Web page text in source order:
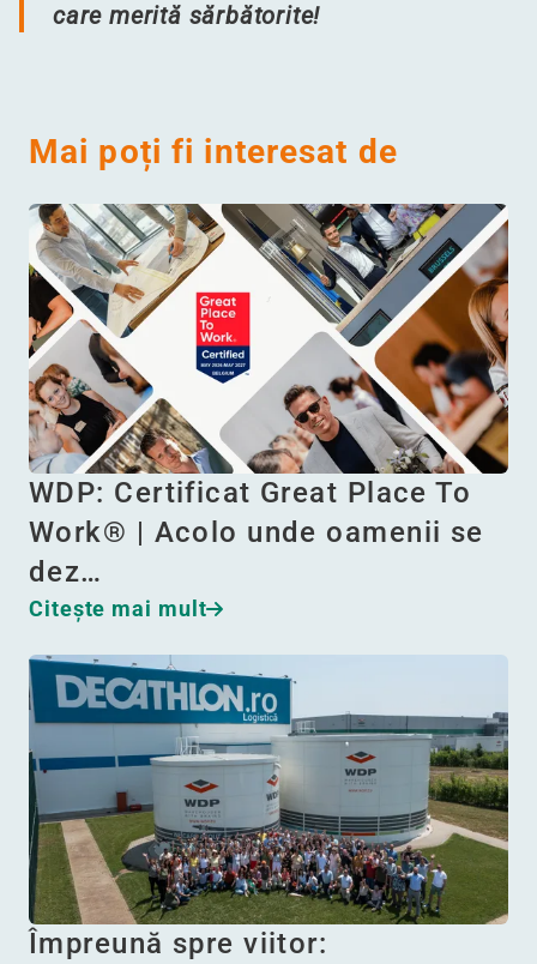
care merită sărbătorite!
Mai poți fi interesat de
WDP: Certificat Great Place To
Work® | Acolo unde oamenii se
dez…
Citeşte mai mult
Împreună spre viitor: